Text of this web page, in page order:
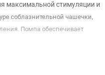
максимальной стимуляции и
соблазнительной чашечки,
Помпа обеспечивает